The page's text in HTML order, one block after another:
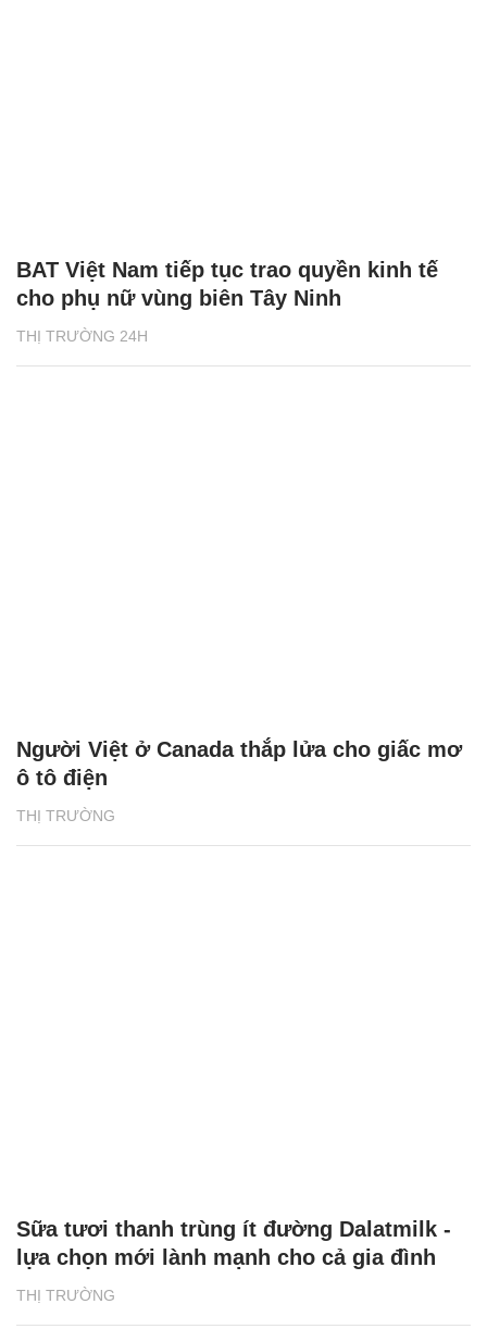
THỊ TRƯỜNG 24H
BAT Việt Nam tiếp tục trao quyền kinh tế
cho phụ nữ vùng biên Tây Ninh
THỊ TRƯỜNG
Người Việt ở Canada thắp lửa cho giấc mơ
ô tô điện
THỊ TRƯỜNG
Sữa tươi thanh trùng ít đường Dalatmilk -
lựa chọn mới lành mạnh cho cả gia đình